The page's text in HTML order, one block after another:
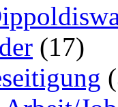
(17)